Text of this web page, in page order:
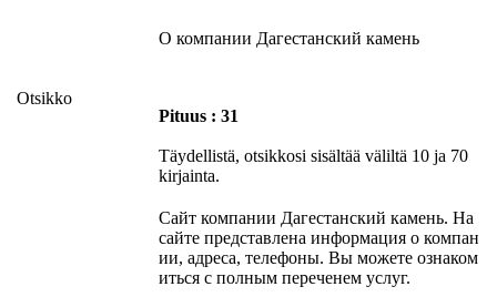
Otsikko
О компании Дагестанский камень
Pituus : 31
Täydellistä, otsikkosi sisältää väliltä 10 ja 70
kirjainta.
Сайт компании Дагестанский камень. На
сайте представлена информация о компан
ии, адреса, телефоны. Вы можете ознаком
иться с полным переченем услуг.